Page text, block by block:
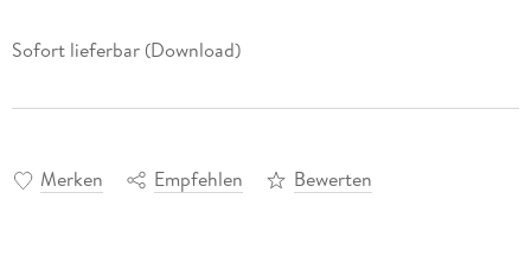
Sofort lieferbar (Download)
Merken Empfehlen Bewerten